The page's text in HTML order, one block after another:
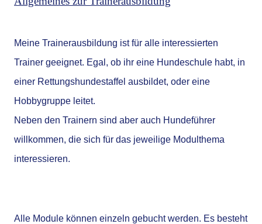
Meine Trainerausbildung ist für alle interessierten
Trainer geeignet. Egal, ob ihr eine Hundeschule habt, in
einer Rettungshundestaffel ausbildet, oder eine
Hobbygruppe leitet.
Neben den Trainern sind aber auch Hundeführer
willkommen, die sich für das jeweilige Modulthema
interessieren.
Alle Module können einzeln gebucht werden. Es besteht